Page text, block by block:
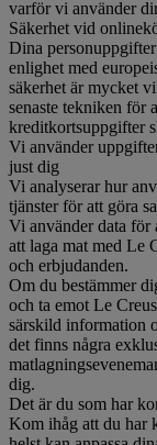
varför vi använder
Säkerhet vid
Dina
enlighet med
säkerhet är mycket
senaste tekniken för
kreditkortsuppgifter
Vi använder
just dig
Vi analyserar hur
tjänster för att göra
Vi använder data för
att laga mat med Le
och erbjudanden.
Om du bestämmer
och ta emot Le
särskild information
det finns några
dig.
Det är du som har
Kom ihåg att du har